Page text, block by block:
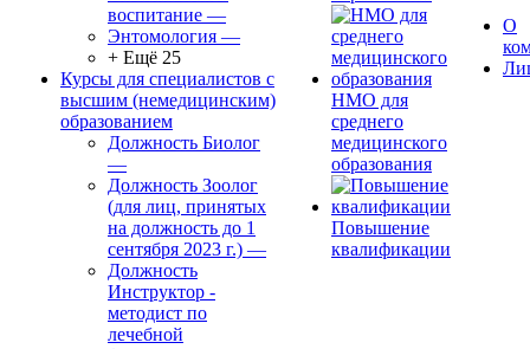
воспитание —
Энтомология —
+ Ещё 25
Курсы для специалистов с
высшим (немедицинским)
образованием
Должность Биолог
—
Должность Зоолог
(для лиц, принятых
на должность до 1
сентября 2023 г.) —
Должность
Инструктор -
методист по
лечебной
НМО для
среднего
медицинского
образования
Повышение
квалификации
О